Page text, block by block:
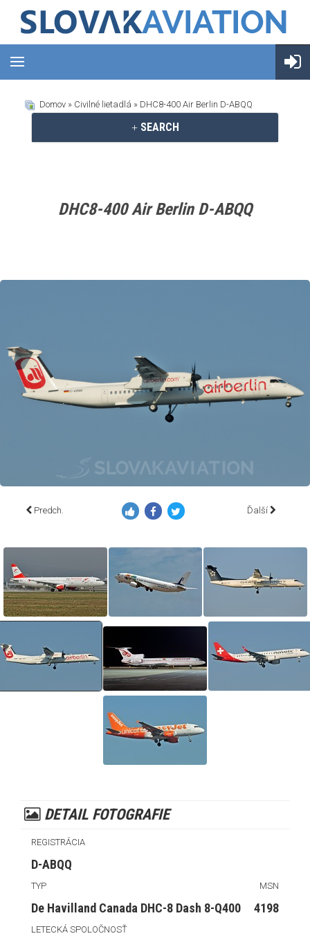
Domov » Civilné lietadlá » DHC8-400 Air Berlin D-ABQQ
SEARCH
DHC8-400 Air Berlin D-ABQQ
Predch. Ďalší
DETAIL FOTOGRAFIE
REGISTRÁCIA
D-ABQQ
TYP MSN
De Havilland Canada DHC-8 Dash 8-Q400 4198
LETECKÁ SPOLOČNOSŤ